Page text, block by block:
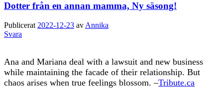
Dotter från en annan mamma, Ny säsong!
Publicerat 2022-12-23 av Annika
Svara
Ana and Mariana deal with a lawsuit and new business
while maintaining the facade of their relationship. But
chaos arises when true feelings blossom. –Tribute.ca